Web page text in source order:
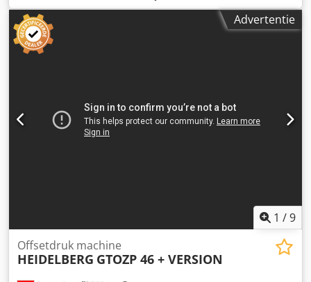
Spray > RYOBIMATIC bevochtigingssysteem, Ryobi RPC
semi-automatische plaatwissel > Preset – automatische
formateringseenheid > Zuigvoering > Automatisch
wasapparaat voor de rubberdoek, rollen en druktrommel >
Advertentie
1 /9
Offsetdruk machine
HEIDELBERG GTOZP 46 + VERSION